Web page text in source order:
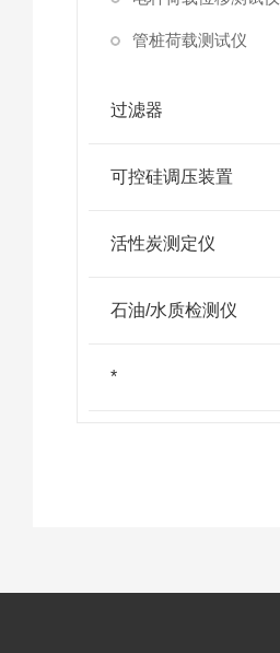
管桩荷载测试仪
过滤器
可控硅调压装置
活性炭测定仪
石油/水质检测仪
*